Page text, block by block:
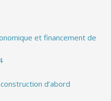
et financement de
d’abord